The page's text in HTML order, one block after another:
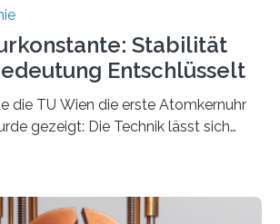
Stabilität
Entschlüsselt
die TU Wien die erste Atomkernuhr
gezeigt: Die Technik lässt sich
nachzugehen. Thorium-
Das hatte man jahrzehntelang